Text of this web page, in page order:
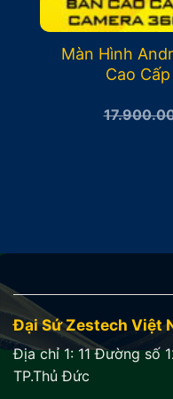
Màn Hình
Cao
Đại Sứ Zestech Việt
Địa chỉ 1: 11 Đường số
TP.Thủ Đức